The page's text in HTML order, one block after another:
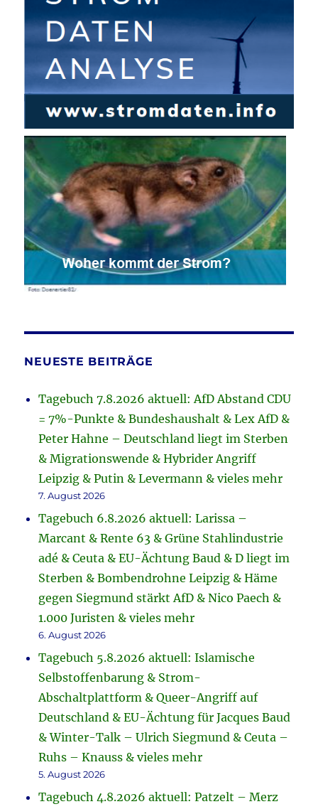
NEUESTE BEITRÄGE
Tagebuch 7.8.2026 aktuell: AfD Abstand CDU
= 7%-Punkte & Bundeshaushalt & Lex AfD &
Peter Hahne – Deutschland liegt im Sterben
& Migrationswende & Hybrider Angriff
Leipzig & Putin & Levermann & vieles mehr
7. August 2026
Tagebuch 6.8.2026 aktuell: Larissa –
Marcant & Rente 63 & Grüne Stahlindustrie
adé & Ceuta & EU-Ächtung Baud & D liegt im
Sterben & Bombendrohne Leipzig & Häme
gegen Siegmund stärkt AfD & Nico Paech &
1.000 Juristen & vieles mehr
6. August 2026
Tagebuch 5.8.2026 aktuell: Islamische
Selbstoffenbarung & Strom-
Abschaltplattform & Queer-Angriff auf
Deutschland & EU-Ächtung für Jacques Baud
& Winter-Talk – Ulrich Siegmund & Ceuta –
Ruhs – Knauss & vieles mehr
5. August 2026
Tagebuch 4.8.2026 aktuell: Patzelt – Merz